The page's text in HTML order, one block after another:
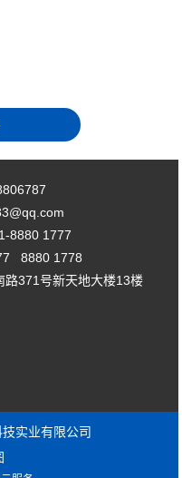
8880 1777
8880 1778
路371号新天地大楼13楼
实业有限公司